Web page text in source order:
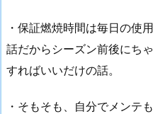
・保証燃焼時間は毎日の使
話だからシーズン前後にち
すればいいだけの話。
・そもそも、自分でメンテ